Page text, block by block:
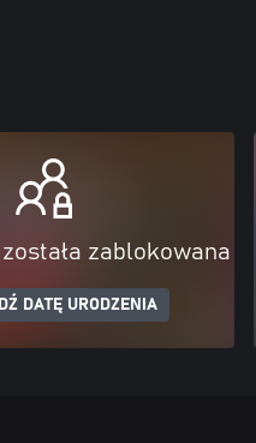
zablokowana
DATĘ URODZENIA